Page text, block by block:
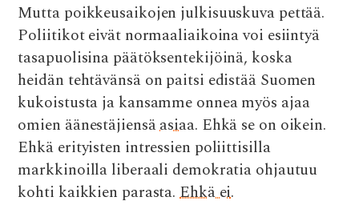
Mutta poikkeusaikojen julkisuuskuva pettää.
Poliitikot eivät normaaliaikoina voi esiintyä
tasapuolisina päätöksentekijöinä, koska
heidän tehtävänsä on paitsi edistää Suomen
kukoistusta ja kansamme onnea myös ajaa
omien äänestäjiensäasiaa. Ehkä se on oikein.
Ehkä erityisten intressien poliittisilla
markkinoilla liberaali demokratia ohjautuu
kohti kaikkien parasta.Ehkä ei.